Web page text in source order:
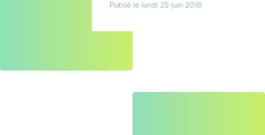
Publié le lundi 25 juin 2018